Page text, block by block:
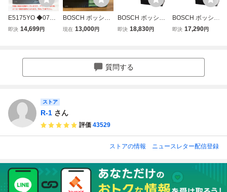
E5175YO ◆0730
_4凹【アウトレッ
即決 14,699円
BOSCH ボッシュ
Hightec EFB S-12
現在 13,000円
BOSCH ボッシュ
ハイテックバッテ
R 旧品番(HTP-S-9
5R/130D26R) 互
即決 18,830円
BOSCH ボッシュ
ハイテックバッテ
即決 17,290円
質問する
ストア
R-1 さん
評価 43529
ストアの情報 ニュースレター配信登録